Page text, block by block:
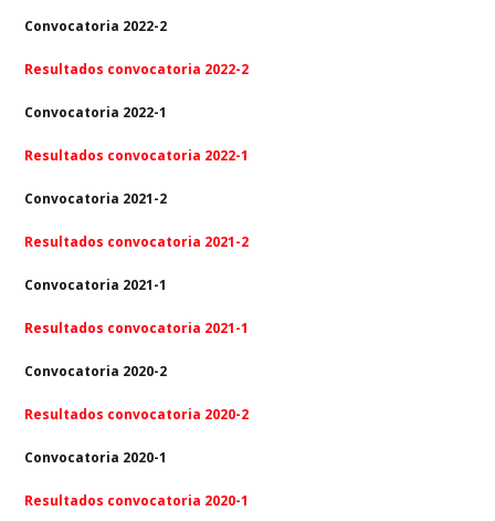
Convocatoria 2022-2
Resultados convocatoria 2022-2
Convocatoria 2022-1
Resultados convocatoria 2022-1
Convocatoria 2021-2
Resultados convocatoria 2021-2
Convocatoria 2021-1
Resultados convocatoria 2021-1
Convocatoria 2020-2
Resultados convocatoria 2020-2
Convocatoria 2020-1
Resultados convocatoria 2020-1